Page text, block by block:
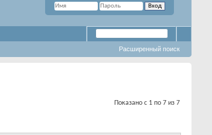
Расширенный поиск
Показано с 1 по 7 из 7